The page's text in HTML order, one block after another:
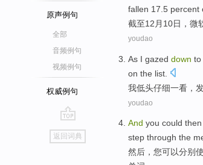
原声例句
全部
音频例句
视频例句
权威例句
go
top
返回词典
fallen 17.5 percent
截至12月 10日， 微
youdao
As I gazed down to
on the list.
我低头仔细一看 ，
youdao
And you could then
step through the
然后 ， 您可以分别